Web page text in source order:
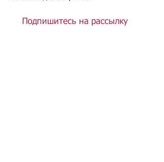
Подпишитесь на рассылку